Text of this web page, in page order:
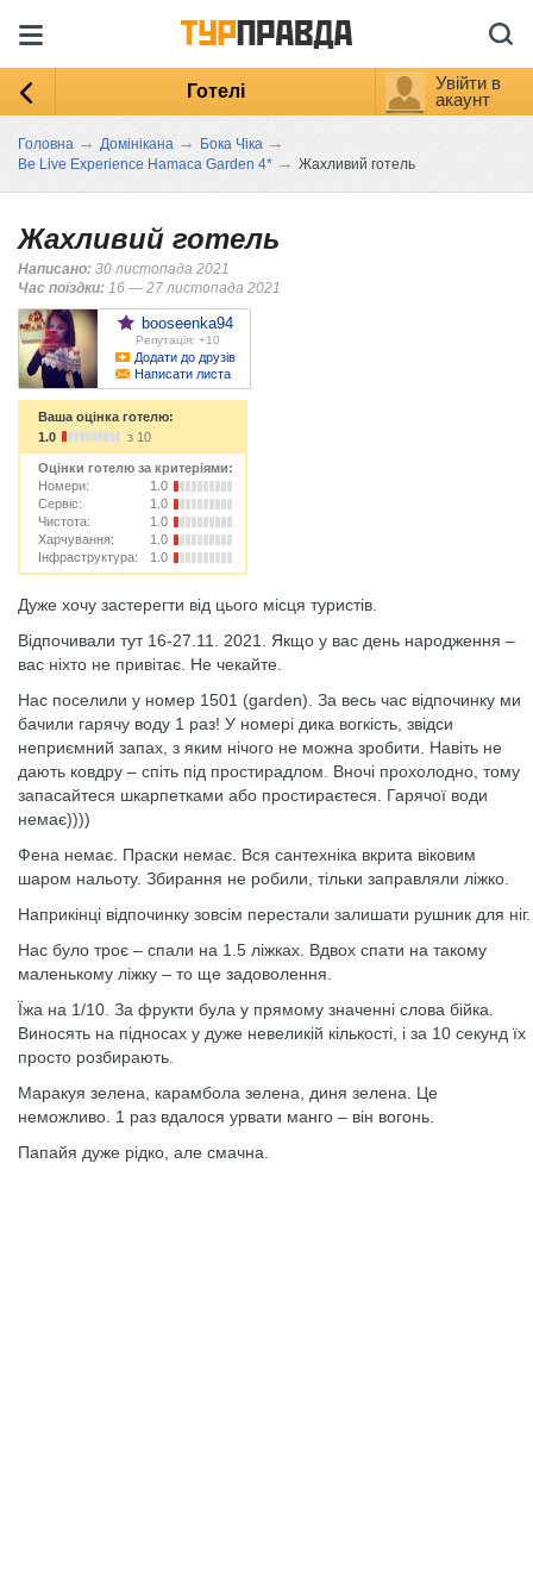
Готелі
Увійти в
акаунт
Головна → Домінікана → Бока Чіка →
Be Live Experience Hamaca Garden 4* → Жахливий готель
Жахливий готель
Написано: 30 листопада 2021
Час поїздки: 16 — 27 листопада 2021
booseenka94
Репутація: +10
Додати до друзів
Написати листа
Ваша оцінка готелю:
1.0
з 10
Оцінки готелю за критеріями:
Номери:
1.0
Сервіс:
1.0
Чистота:
1.0
Харчування:
1.0
Інфраструктура:
1.0
Дуже хочу застерегти від цього місця туристів.
Відпочивали тут 16-27.11. 2021. Якщо у вас день народження –
вас ніхто не привітає. Не чекайте.
Нас поселили у номер 1501 (garden). За весь час відпочинку ми
бачили гарячу воду 1 раз! У номері дика вогкість, звідси
неприємний запах, з яким нічого не можна зробити. Навіть не
дають ковдру – спіть під простирадлом. Вночі прохолодно, тому
запасайтеся шкарпетками або простираєтеся. Гарячої води
немає))))
Фена немає. Праски немає. Вся сантехніка вкрита віковим
шаром нальоту. Збирання не робили, тільки заправляли ліжко.
Наприкінці відпочинку зовсім перестали залишати рушник для ніг.
Нас було троє – спали на 1.5 ліжках. Вдвох спати на такому
маленькому ліжку – то ще задоволення.
Їжа на 1/10. За фрукти була у прямому значенні слова бійка.
Виносять на підносах у дуже невеликій кількості, і за 10 секунд їх
просто розбирають.
Маракуя зелена, карамбола зелена, диня зелена. Це
неможливо. 1 раз вдалося урвати манго – він вогонь.
Папайя дуже рідко, але смачна.